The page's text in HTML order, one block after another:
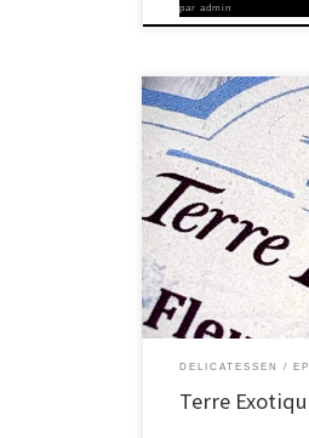
par admin
Au fil de leurs voyages
d’épices – au sens
chefs toqués,
huiles, épices, sels et
saupoudrez, fleurez,
bousculez les
DELICATESSEN
Terre